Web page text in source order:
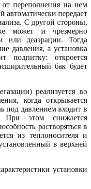
переполнения на нем
автоматически передает
С другой стороны,
может и чрезмерно
или деаэрации. Тогда
давления, а установка
подпитку: откроется
бак будет
реализуется во
когда открывается
под давлением входит в
При этом снижается
растворяться в
из теплоносителя и
в верхней
установки